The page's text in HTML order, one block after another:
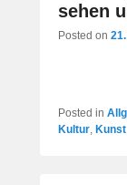
sehen
Posted on
Posted in
Kultur Kunst